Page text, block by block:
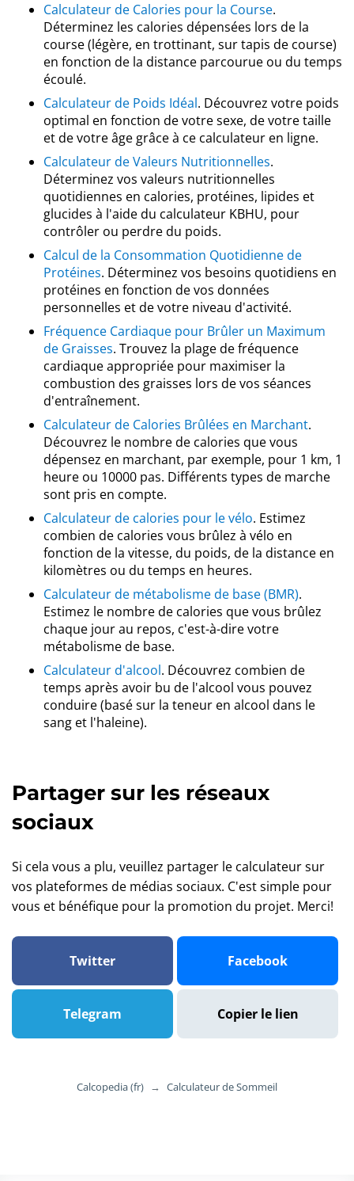
Calculateur de Calories pour la Course.
Déterminez les calories dépensées lors de la
course (légère, en trottinant, sur tapis de course)
en fonction de la distance parcourue ou du temps
écoulé.
Calculateur de Poids Idéal. Découvrez votre poids
optimal en fonction de votre sexe, de votre taille
et de votre âge grâce à ce calculateur en ligne.
Calculateur de Valeurs Nutritionnelles.
Déterminez vos valeurs nutritionnelles
quotidiennes en calories, protéines, lipides et
glucides à l'aide du calculateur KBHU, pour
contrôler ou perdre du poids.
Calcul de la Consommation Quotidienne de
Protéines. Déterminez vos besoins quotidiens en
protéines en fonction de vos données
personnelles et de votre niveau d'activité.
Fréquence Cardiaque pour Brûler un Maximum
de Graisses. Trouvez la plage de fréquence
cardiaque appropriée pour maximiser la
combustion des graisses lors de vos séances
d'entraînement.
Calculateur de Calories Brûlées en Marchant.
Découvrez le nombre de calories que vous
dépensez en marchant, par exemple, pour 1 km, 1
heure ou 10000 pas. Différents types de marche
sont pris en compte.
Calculateur de calories pour le vélo. Estimez
combien de calories vous brûlez à vélo en
fonction de la vitesse, du poids, de la distance en
kilomètres ou du temps en heures.
Calculateur de métabolisme de base (BMR).
Estimez le nombre de calories que vous brûlez
chaque jour au repos, c'est-à-dire votre
métabolisme de base.
Calculateur d'alcool. Découvrez combien de
temps après avoir bu de l'alcool vous pouvez
conduire (basé sur la teneur en alcool dans le
sang et l'haleine).
Partager sur les réseaux
sociaux
Si cela vous a plu, veuillez partager le calculateur sur
vos plateformes de médias sociaux. C'est simple pour
vous et bénéfique pour la promotion du projet. Merci!
Twitter Facebook
Telegram Copier le lien
Calcopedia (fr) → Calculateur de Sommeil